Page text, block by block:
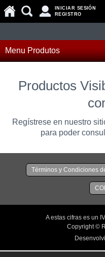
INICIAR SESIÓN
REGISTRO
Menu Produtos
Productos
Regístrese en nuestro
para poder
Términos y Condiciones
A estas cifras es un
Copyright ©